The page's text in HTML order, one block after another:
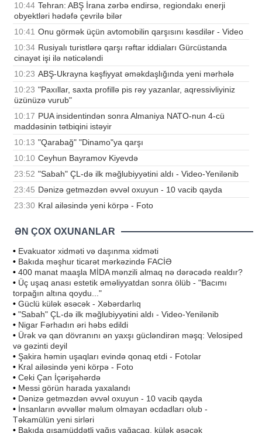
10:44 Tehran: ABŞ İrana zərbə endirsə, regiondakı enerji
obyektləri hədəfə çevrilə bilər
10:41 Onu görmək üçün avtomobilin qarşısını kəsdilər - Video
10:34 Rusiyalı turistlərə qarşı rəftar iddiaları Gürcüstanda
cinayət işi ilə nəticələndi
10:23 ABŞ-Ukrayna kəşfiyyat əməkdaşlığında yeni mərhələ
10:23 "Paxıllar, saxta profillə pis rəy yazanlar, aqressivliyiniz
üzünüzə vurub"
10:17 PUA insidentindən sonra Almaniya NATO-nun 4-cü
maddəsinin tətbiqini istəyir
10:13 "Qarabağ" "Dinamo"ya qarşı
10:10 Ceyhun Bayramov Kiyevdə
23:52 "Sabah" ÇL-də ilk məğlubiyyətini aldı - Video-Yenilənib
23:45 Dənizə getməzdən əvvəl oxuyun - 10 vacib qayda
23:30 Kral ailəsində yeni körpə - Foto
ƏN ÇOX OXUNANLAR
• Evakuator xidməti və daşınma xidməti
• Bakıda məşhur ticarət mərkəzində FACİƏ
• 400 manat maaşla MİDA mənzili almaq nə dərəcədə realdır?
• Üç uşaq anası estetik əməliyyatdan sonra ölüb - "Bacımı
torpağın altına qoydu..."
• Güclü külək əsəcək - Xəbərdarlıq
• "Sabah" ÇL-də ilk məğlubiyyətini aldı - Video-Yenilənib
• Nigar Fərhadın əri həbs edildi
• Ürək və qan dövranını ən yaxşı gücləndirən məşq: Velosiped
və gəzinti deyil
• Şakira həmin uşaqları evində qonaq etdi - Fotolar
• Kral ailəsində yeni körpə - Foto
• Ceki Çan İçərişəhərdə
• Messi görün harada yaxalandı
• Dənizə getməzdən əvvəl oxuyun - 10 vacib qayda
• İnsanların əvvəllər məlum olmayan əcdadları olub -
Təkamülün yeni sirləri
• Bakıda qısamüddətli yağış yağacaq, külək əsəcək